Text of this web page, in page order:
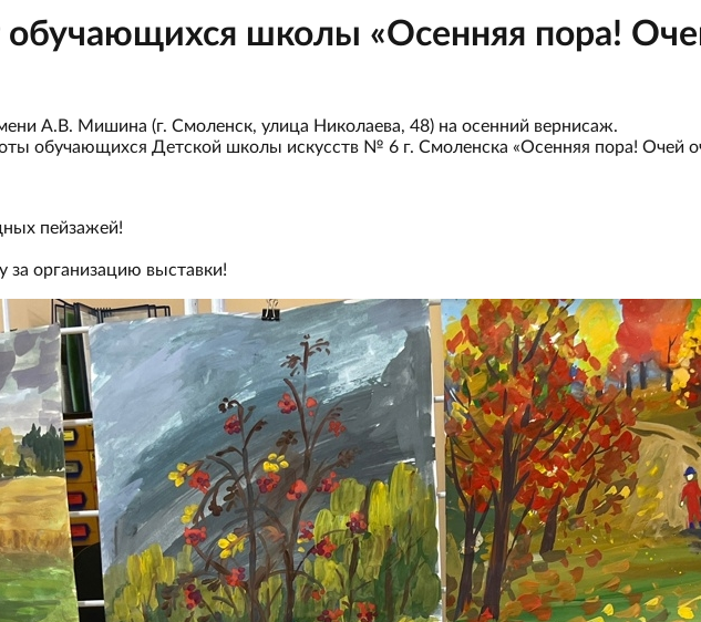
обучающихся школы «Осенняя пора!
А.В. Мишина (г. Смоленск, улица Николаева, 48) на осенний вернисаж.
обучающихся Детской школы искусств № 6 г. Смоленска «Осенняя пора! Очей
пейзажей!
организацию выставки!